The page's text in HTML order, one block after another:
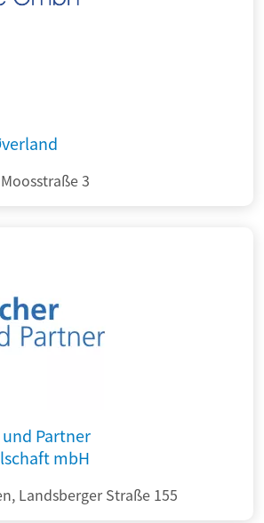
3
und Partner
mbH
Landsberger Straße 155